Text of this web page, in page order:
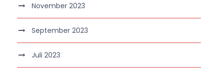
November 2023
September 2023
Juli 2023